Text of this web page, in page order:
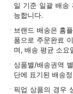
일 기준 일괄 배송
능합니다.
브랜드 배송은 홈
품으로 주문완료
며, 배송 평균 소요
상품별/배송권역
단에 표기된 배송
픽업 상품의 경우